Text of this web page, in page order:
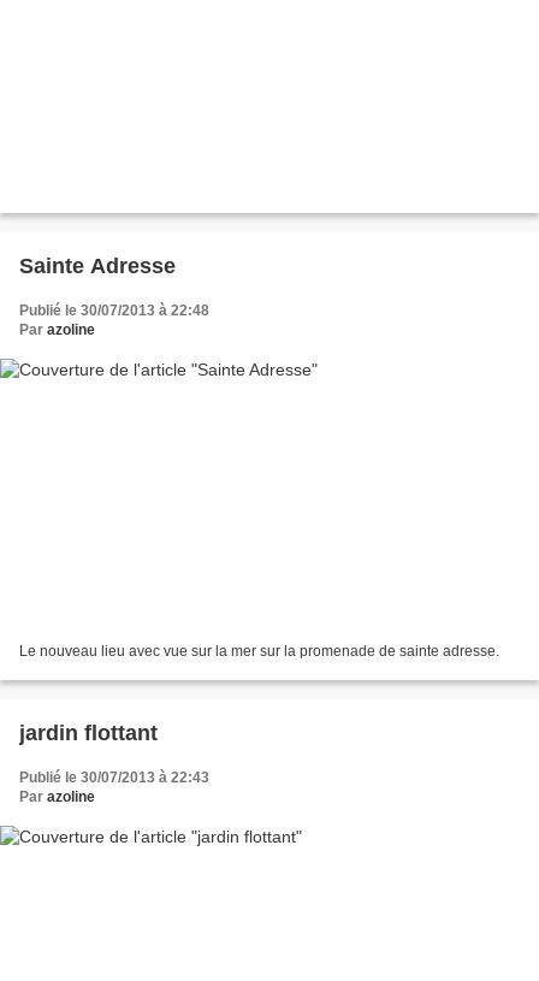
Sainte Adresse
Publié le 30/07/2013 à 22:48
Par azoline
Le nouveau lieu avec vue sur la mer sur la promenade de sainte adresse.
jardin flottant
Publié le 30/07/2013 à 22:43
Par azoline